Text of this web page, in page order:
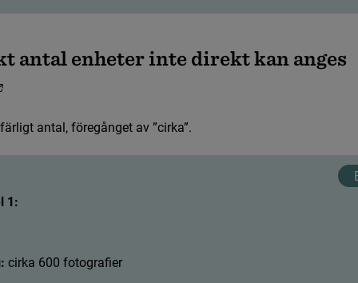
tantalenheterintedirektkananges
L
färligt antal, föregånget av ”cirka”.
1:
cirka 600 fotografer